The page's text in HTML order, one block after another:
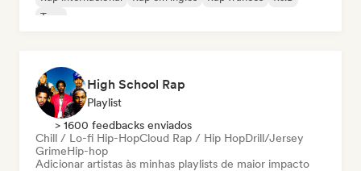
Trap
High School Rap
Playlist
> 1600 feedbacks enviados
Chill / Lo-fi Hip-HopCloud Rap / Hip HopDrill/Jersey
GrimeHip-hop
Adicionar artistas às minhas playlists de maior impacto